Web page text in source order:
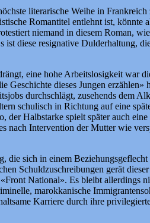
literarische Weihe in
Romantitel entlehnt ist, könnte
niemand in diesem Roman,
diese resignative Dulderhaltung,
eine hohe Arbeitslosigkeit war
dieses Jungen erzählen»
durchschlägt, zusehends dem
schulisch in Richtung auf eine
der Halbstarke spielt später auch
nach Intervention der Mutter wie
die sich in einem
Schuldzuschreibungen gerät
National». Es bleibt allerdings
marokkanische
Karriere durch ihre